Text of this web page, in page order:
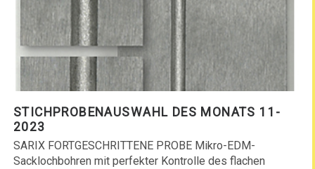
STICHPROBENAUSWAHL DES MONATS 11-
2023
SARIX FORTGESCHRITTENE PROBE Mikro-EDM-
Sacklochbohren mit perfekter Kontrolle des flachen